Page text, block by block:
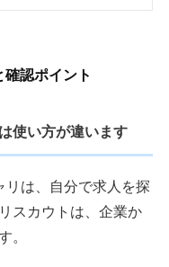
認ポイント
使い方が違います
リは、自分で求人を探
スカウトは、企業か
。